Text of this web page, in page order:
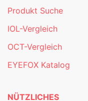
Produkt Suche
IOL-Vergleich
OCT-Vergleich
EYEFOX Katalog
NÜTZLICHES